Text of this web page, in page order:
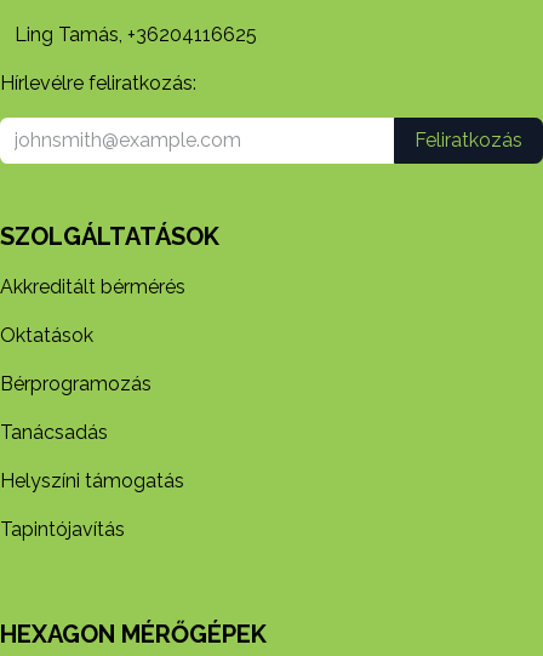
Ling Tamás, +36204116625
Hírlevélre feliratkozás:
Feliratkozás
SZOLGÁLTATÁSOK
Akkreditált bérmérés
Oktatások
Bérprogramozás
Tanácsadás
Helyszíni támogatás
Tapintójavítás
HEXAGON MÉRŐGÉPEK